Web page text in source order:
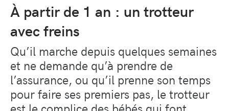
À partir de 1 an : un trotteur
avec freins
Qu’il marche depuis quelques semaines
et ne demande qu’à prendre de
l’assurance, ou qu’il prenne son temps
pour faire ses premiers pas, le trotteur